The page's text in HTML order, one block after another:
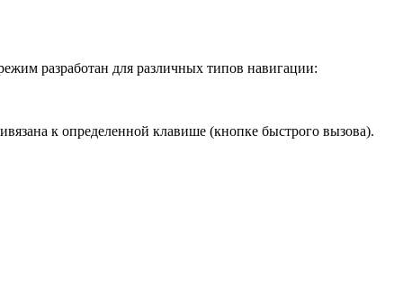
разработан для различных типов навигации:
к определенной клавише (кнопке быстрого вызова).